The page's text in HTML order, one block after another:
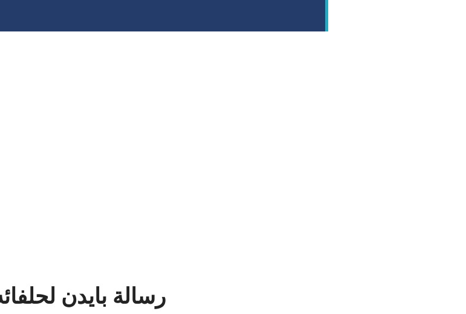
رسالة بايدن